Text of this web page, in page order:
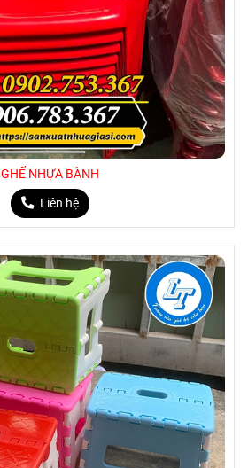
GHẾ NHỰA BÀNH
Liên hệ